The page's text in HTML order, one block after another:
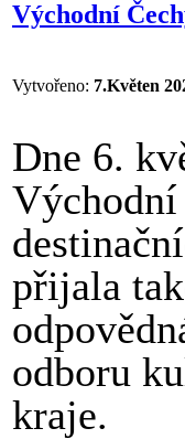
Východní
Vytvořeno: 7.Květen
Dne 6.
Východní
přijala
odboru
kraje.